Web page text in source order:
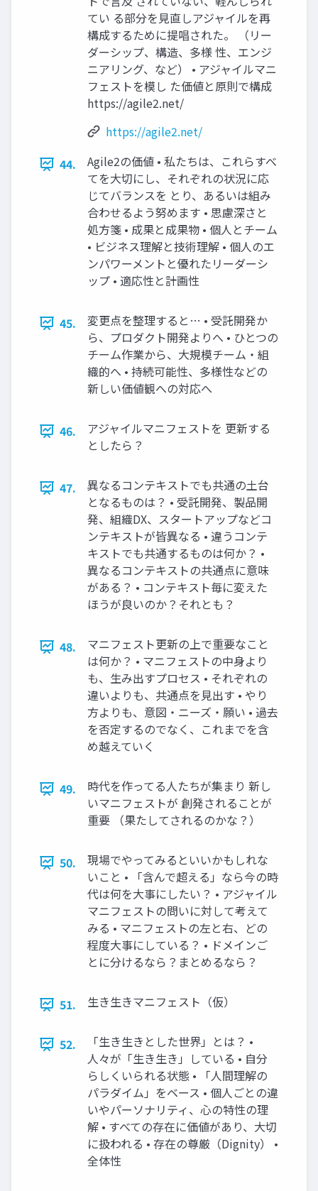
てい る部分を見直しアジャイルを再
構成するために提唱された。 （リー
ダーシップ、構造、多様 性、エンジ
ニアリング、など） • アジャイルマニ
フェストを模し た価値と原則で構成
https://agile2.net/
https://agile2.net/
44.
Agile2の価値 • 私たちは、これらすべ
てを大切にし、それぞれの状況に応
じてバランスを とり、あるいは組み
合わせるよう努めます • 思慮深さと
処方箋 • 成果と成果物 • 個人とチーム
• ビジネス理解と技術理解 • 個人のエ
ンパワーメントと優れたリーダーシ
ップ • 適応性と計画性
45.
変更点を整理すると… • 受託開発か
ら、プロダクト開発よりへ • ひとつの
チーム作業から、大規模チーム・組
織的へ • 持続可能性、多様性などの
新しい価値観への対応へ
46.
アジャイルマニフェストを 更新する
としたら？
47.
異なるコンテキストでも共通の土台
となるものは？ • 受託開発、製品開
発、組織DX、スタートアップなどコ
ンテキストが皆異なる • 違うコンテ
キストでも共通するものは何か？ •
異なるコンテキストの共通点に意味
がある？ • コンテキスト毎に変えた
ほうが良いのか？それとも？
48.
マニフェスト更新の上で重要なこと
は何か？ • マニフェストの中身より
も、生み出すプロセス • それぞれの
違いよりも、共通点を見出す • やり
方よりも、意図・ニーズ・願い • 過去
を否定するのでなく、これまでを含
め越えていく
49.
時代を作ってる人たちが集まり 新し
いマニフェストが 創発されることが
重要 （果たしてされるのかな？）
50.
現場でやってみるといいかもしれな
いこと • 「含んで超える」なら今の時
代は何を大事にしたい？ • アジャイル
マニフェストの問いに対して考えて
みる • マニフェストの左と右、どの
程度大事にしている？ • ドメインご
とに分けるなら？まとめるなら？
51. 生き生きマニフェスト（仮）
52.
「生き生きとした世界」とは？ •
人々が「生き生き」している • 自分
らしくいられる状態 • 「人間理解の
パラダイム」をベース • 個人ごとの違
いやパーソナリティ、心の特性の理
解 • すべての存在に価値があり、大切
に扱われる • 存在の尊厳（Dignity） •
全体性